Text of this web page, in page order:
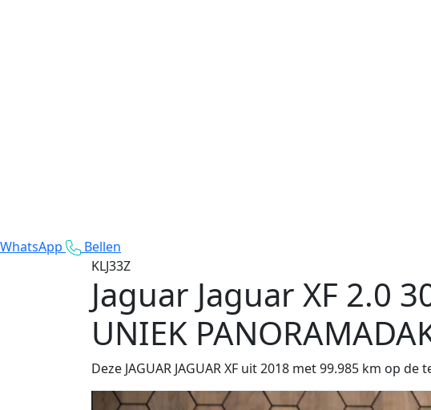
WhatsApp
Bellen
KLJ33Z
Jaguar Jaguar XF 2.0
UNIEK
Deze JAGUAR JAGUAR XF uit 2018 met 99.985 km op